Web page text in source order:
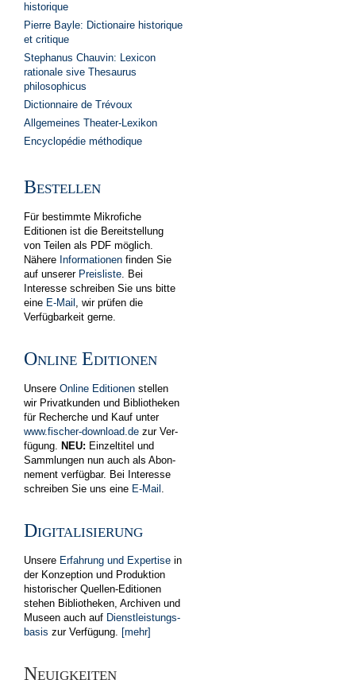
historique
Pierre Bayle: Dictionaire historique
et critique
Stephanus Chauvin: Lexicon
rationale sive Thesaurus
philosophicus
Dictionnaire de Trévoux
Allgemeines Theater-Lexikon
Encyclopédie méthodique
Bestellen
Für bestimmte Mikrofiche
Editionen ist die Bereitstellung
von Teilen als PDF möglich.
Nähere In­for­ma­tionen finden Sie
auf unserer Preis­liste. Bei
Interesse schreiben Sie uns bitte
eine E-Mail , wir prüfen die
Verfügbarkeit gerne.
Online Editionen
Unsere Online Editionen stellen
wir Privat­kunden und Biblio­theken
für Recherche und Kauf unter
www.fischer-download.de zur Ver­
fügung. NEU: Einzel­titel und
Samm­lungen nun auch als Abon­
ne­ment ver­fügbar. Bei In­teres­se
schreiben Sie uns eine E-Mail .
Digitalisierung
Unsere Erfahrung und Expertise in
der Kon­zeption und Produktion
historischer Quellen-Editionen
stehen Bib­lio­theken, Archiven und
Museen auch auf Dienst­leistungs­
basis zur Ver­fügung. [mehr]
Neuigkeiten